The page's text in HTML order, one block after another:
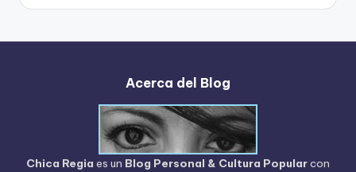
Blog
Acerca del Blog
Chica Regia es un Blog Personal & Cultura Popularcon